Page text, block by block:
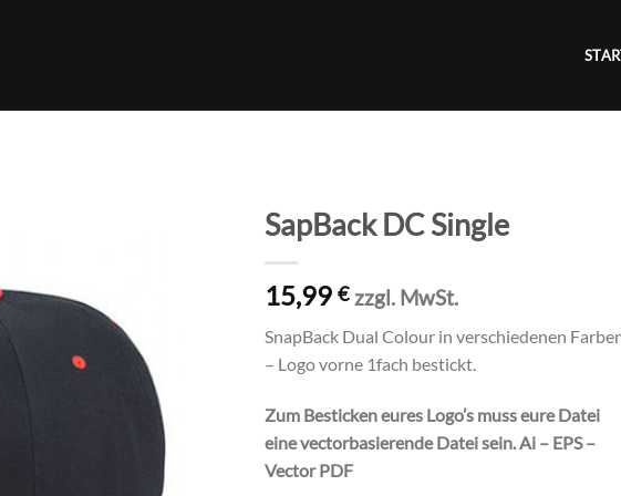
SapBack DC Single
15,99 € zzgl. MwSt.
SnapBack Dual Colour in verschiedenen
– Logo vorne 1fach bestickt.
Zum Besticken eures Logo’s muss eure Datei
eine vectorbasierende Datei sein. Ai – EPS –
Vector PDF